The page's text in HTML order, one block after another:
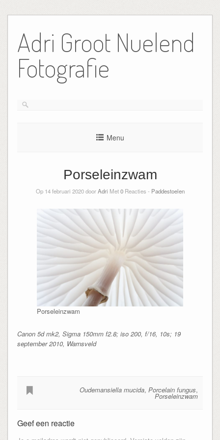
de
inhoud
Adri Groot Nuelend
Fotografie
Menu
Porseleinzwam
Op 14 februari 2020 doorAdri Met0Reacties - Paddestoelen
Porseleinzwam
Canon 5d mk2, Sigma 150mm f2.8; iso 200, f/16, 10s; 19
september 2010, Warnsveld
Oudemansiella mucida,Porcelain fungus,
Porseleinzwam
Geef een reactie